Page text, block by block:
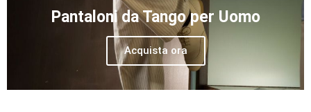
Pantaloni da Tango per Uomo
Acquista ora